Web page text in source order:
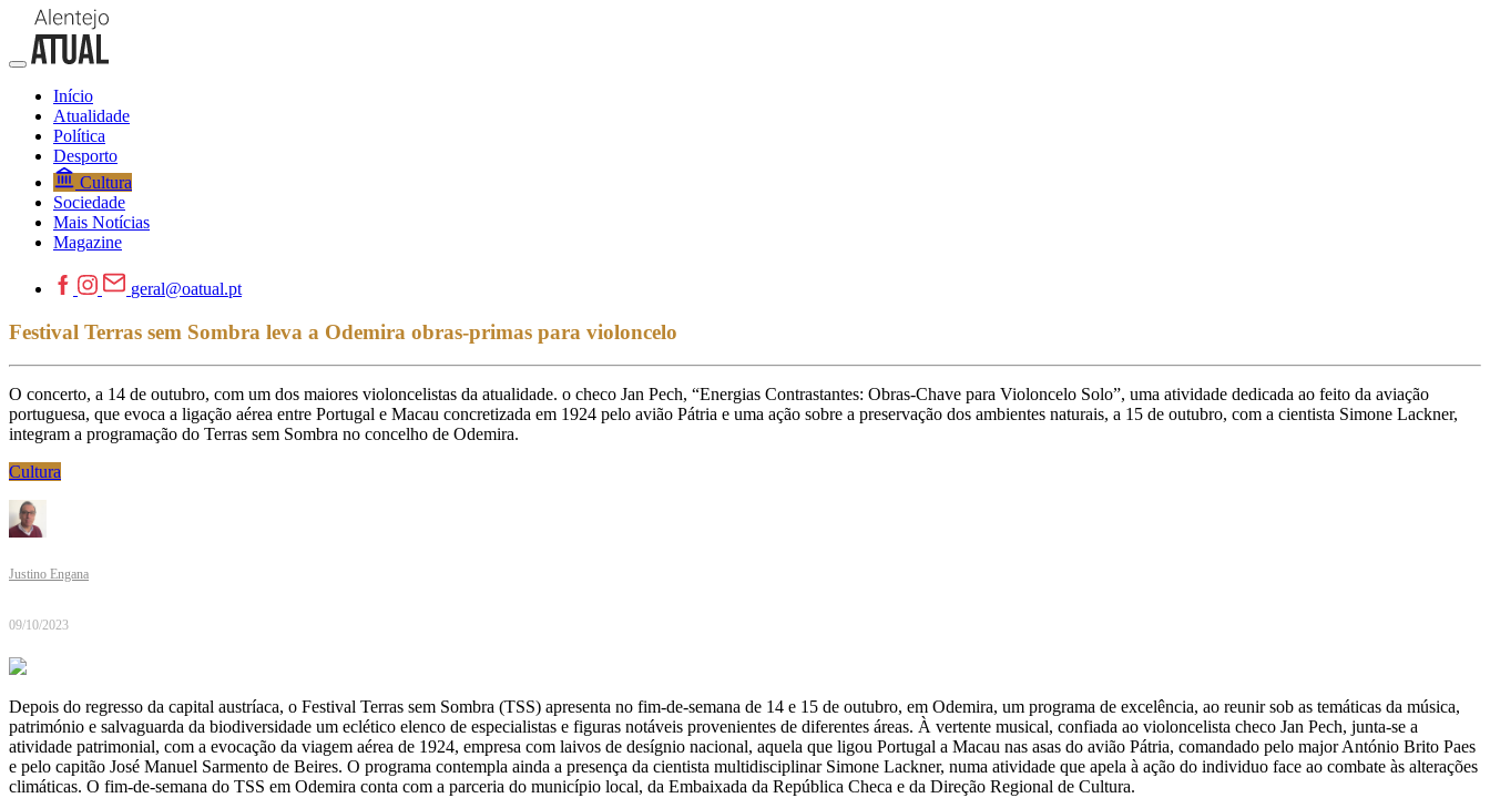
Início
Atualidade
Política
Desporto
Cultura
Sociedade
Mais Notícias
Magazine
geral@oatual.pt
Festival Terras sem Sombra leva a Odemira obras-primas para violoncelo
O concerto, a 14 de outubro, com um dos maiores violoncelistas da atualidade. o checo Jan Pech, “Energias Contrastantes: Obras-Chave para Violoncelo Solo”, uma atividade dedicada ao feito da aviação
portuguesa, que evoca a ligação aérea entre Portugal e Macau concretizada em 1924 pelo avião Pátria e uma ação sobre a preservação dos ambientes naturais, a 15 de outubro, com a cientista Simone Lackner,
integram a programação do Terras sem Sombra no concelho de Odemira.
Cultura
Justino Engana
09/10/2023
Depois do regresso da capital austríaca, o Festival Terras sem Sombra (TSS) apresenta no fim-de-semana de 14 e 15 de outubro, em Odemira, um programa de excelência, ao reunir sob as temáticas da música,
património e salvaguarda da biodiversidade um eclético elenco de especialistas e figuras notáveis provenientes de diferentes áreas. À vertente musical, confiada ao violoncelista checo Jan Pech, junta-se a
atividade patrimonial, com a evocação da viagem aérea de 1924, empresa com laivos de desígnio nacional, aquela que ligou Portugal a Macau nas asas do avião Pátria, comandado pelo major António Brito Paes
e pelo capitão José Manuel Sarmento de Beires. O programa contempla ainda a presença da cientista multidisciplinar Simone Lackner, numa atividade que apela à ação do individuo face ao combate às alterações
climáticas. O fim-de-semana do TSS em Odemira conta com a parceria do município local, da Embaixada da República Checa e da Direção Regional de Cultura.